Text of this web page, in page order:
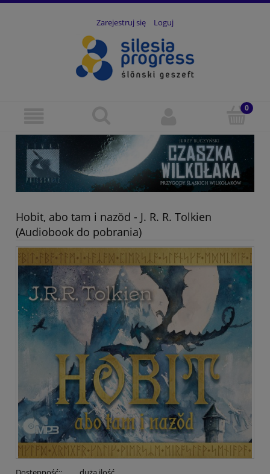
Zarejestruj się Loguj
Hobit, abo tam i nazŏd - J. R. R. Tolkien
(Audiobook do pobrania)